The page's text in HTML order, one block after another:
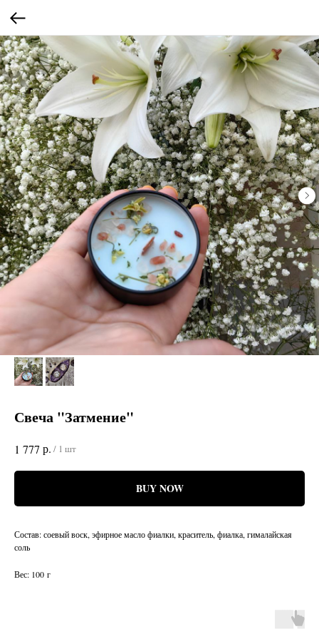
Свеча "Затмение"
1 777 р. / 1 шт
BUY NOW
Состав: соевый воск, эфирное масло фиалки, краситель, фиалка, гималайская
соль
Вес: 100 г